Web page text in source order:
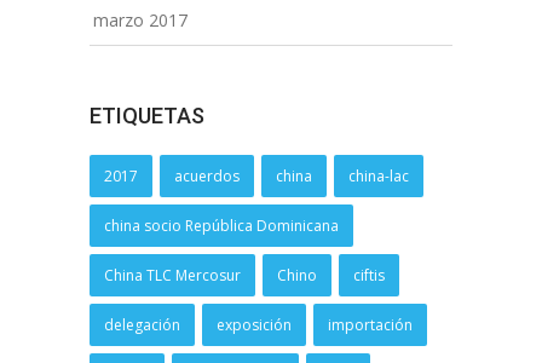
marzo 2017
ETIQUETAS
2017 acuerdos china china-lac
china socio República Dominicana
China TLC Mercosur Chino ciftis
delegación exposición importación